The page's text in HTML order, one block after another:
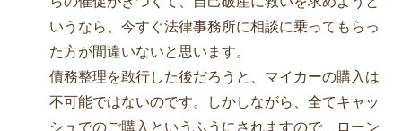
いうなら、今すぐ法律事務所に相談に乗ってもらっ
た方が間違いないと思います。
債務整理を敢行した後だろうと、マイカーの購入は
不可能ではないのです。しかしながら、全てキャッ
シュでのご購入というふうにされますので、ローン